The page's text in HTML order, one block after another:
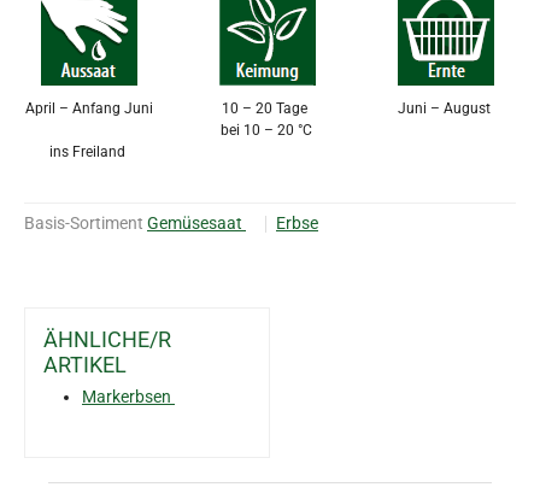
April – Anfang Juni
ins Freiland
10 – 20 Tage
bei 10 – 20 °C
Juni – August
Basis-Sortiment Gemüsesaat Erbse
ÄHNLICHE/R
ARTIKEL
Markerbsen